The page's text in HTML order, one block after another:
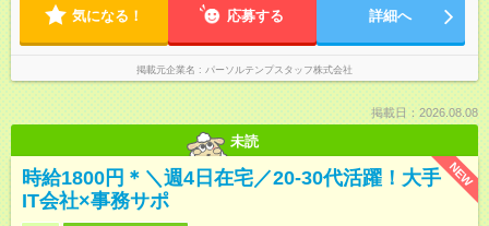
気になる！ 応募する 詳細へ
掲載元企業名 パーソルテンプスタッフ株式会社
掲載日：2026.08.08
未読
NEW
時給1800円＊＼週4日在宅／20-30代活躍！大手
IT会社×事務サポ